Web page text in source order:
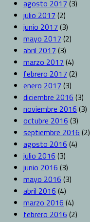
agosto 2017 (3)
julio 2017 (2)
junio 2017 (3)
mayo 2017 (2)
abril 2017 (3)
marzo 2017 (4)
febrero 2017 (2)
enero 2017 (3)
diciembre 2016 (3)
noviembre 2016 (3)
octubre 2016 (3)
septiembre 2016 (2)
agosto 2016 (4)
julio 2016 (3)
junio 2016 (3)
mayo 2016 (3)
abril 2016 (4)
marzo 2016 (4)
febrero 2016 (2)